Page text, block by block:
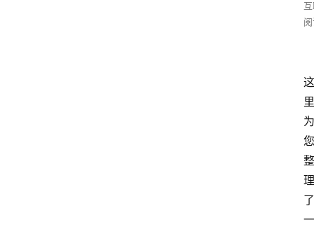
这
里
为
您
整
理
了
一